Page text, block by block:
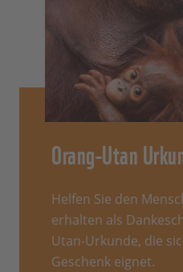
Orang-Utan
Helfen Sie den
erhalten als
Utan-Urkunde, die
Geschenk eignet.